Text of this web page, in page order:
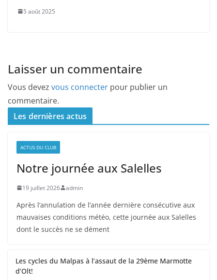
5 août 2025
Laisser un commentaire
Vous devez vous connecter pour publier un
commentaire.
Les dernières actus
ACTUS DU CLUB
Notre journée aux Salelles
19 juillet 2026 admin
Après l’annulation de l’année dernière consécutive aux
mauvaises conditions météo, cette journée aux Salelles
dont le succès ne se dément
Les cycles du Malpas à l’assaut de la 29ème Marmotte
d’Olt!